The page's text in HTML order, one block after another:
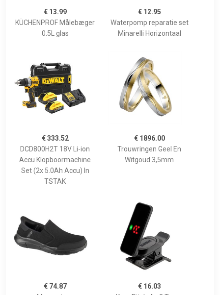
€ 13.99
KÜCHENPROF Målebæger
0.5L glas
€ 12.95
Waterpomp reparatie set
Minarelli Horizontaal
€ 333.52
DCD800H2T 18V Li-ion
Accu Klopboormachine
Set (2x 5.0Ah Accu) In
TSTAK
€ 1896.00
Trouwringen Geel En
Witgoud 3,5mm
€ 74.87
€ 16.03